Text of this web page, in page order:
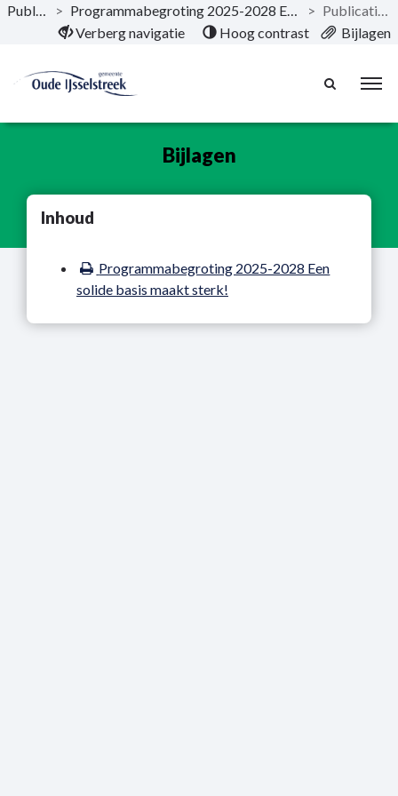
Naar hoofdinhoud
Publicaties > Programmabegroting 2025-2028 Een solide basis maakt sterk! >
Publicatie bijlagen
Verberg navigatie
Hoog contrast Bijlagen
Bijlagen
Inhoud
Programmabegroting 2025-2028 Een
solide basis maakt sterk!